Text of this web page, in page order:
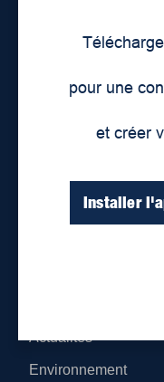
pour une
et créer
Installer
Déontologie et
Devenir partenaire
Lieux de distribution
Nous joindre
Parutions numériques
Actualités
Environnement